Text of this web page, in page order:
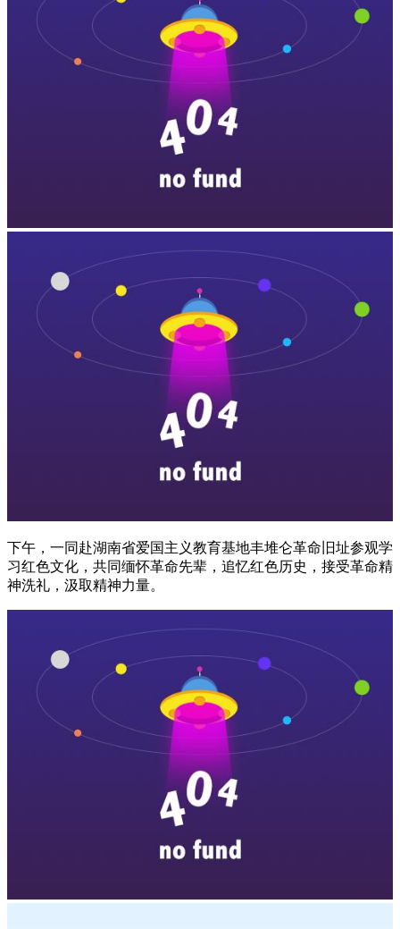
下午，一同赴湖南省爱国主义教育基地丰堆仑革命旧址参观学
习红色文化，共同缅怀革命先辈，追忆红色历史，接受革命精
神洗礼，汲取精神力量。